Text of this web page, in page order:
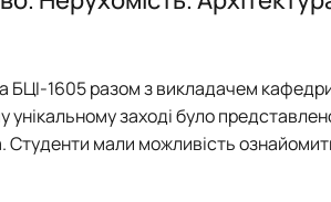
експлуатацією будівель
та інженерні споруди
БЦІ-1605 разом з викладачем
заході було
Студенти мали можливість